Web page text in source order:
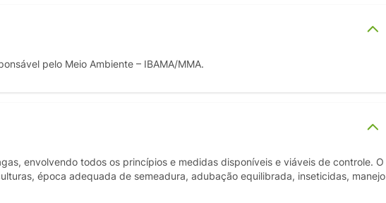
pelo Meio Ambiente – IBAMA/MMA.
envolvendo todos os princípios e medidas disponíveis e viáveis de controle. O
época adequada de semeadura, adubação equilibrada, inseticidas, manejo